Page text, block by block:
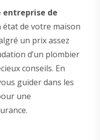
entreprise de
de votre maison
un prix assez
d’un plombier
conseils. En
guider dans les
une